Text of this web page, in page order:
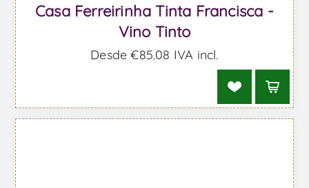
Casa Ferreirinha Tinta Francisca -
Vino Tinto
Desde €85,08 IVA incl.